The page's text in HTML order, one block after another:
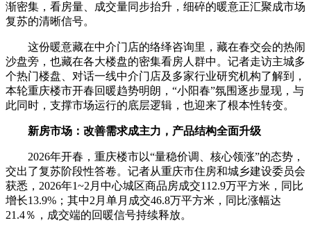
渐密集，看房量、成交量同步抬升，细碎的暖意正汇聚成市场
复苏的清晰信号。
这份暖意藏在中介门店的络绎咨询里，藏在春交会的热闹
沙盘旁，也藏在各大楼盘的密集看房人群中。记者走访主城多
个热门楼盘、对话一线中介门店及多家行业研究机构了解到，
本轮重庆楼市开春回暖趋势明朗，“小阳春”氛围逐步显现，与
此同时，支撑市场运行的底层逻辑，也迎来了根本性转变。
新房市场：改善需求成主力，产品结构全面升级
2026年开春，重庆楼市以“量稳价调、核心领涨”的态势，
交出了复苏阶段性答卷。记者从重庆市住房和城乡建设委员会
获悉，2026年1~2月中心城区商品房成交112.9万平方米，同比
增长13.9%；其中2月单月成交46.8万平方米，同比涨幅达
21.4％，成交端的回暖信号持续释放。